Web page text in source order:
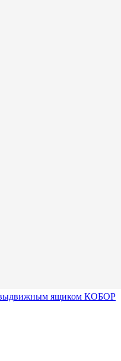
выдвижным ящиком КОБОР